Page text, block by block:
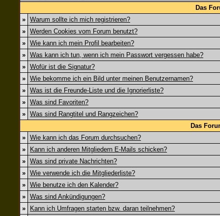
Das
» Warum sollte ich mich registrieren?
» Werden Cookies vom Forum benutzt?
» Wie kann ich mein Profil bearbeiten?
» Was kann ich tun, wenn ich mein Passwort vergessen habe?
» Wofür ist die Signatur?
» Wie bekomme ich ein Bild unter meinen Benutzernamen?
» Was ist die Freunde-Liste und die Ignorierliste?
» Was sind Favoriten?
» Was sind Rangtitel und Rangzeichen?
Das
» Wie kann ich das Forum durchsuchen?
»
Kann ich anderen Mitgliedern E-Mails schicken?
» Was sind private Nachrichten?
» Wie verwende ich die Mitgliederliste?
» Wie benutze ich den Kalender?
» Was sind Ankündigungen?
»
Kann ich Umfragen starten bzw. daran teilnehmen?